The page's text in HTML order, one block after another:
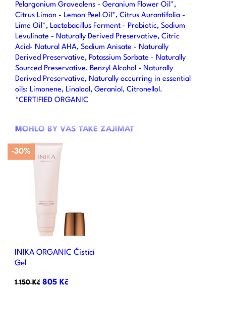
Pelargonium Graveolens - Geranium Flower Oil*,
Citrus Limon - Lemon Peel Oil*, Citrus Aurantifolia -
Lime Oil*, Lactobacillus Ferment - Probiotic, Sodium
Levulinate - Naturally Derived Preservative, Citric
Acid- Natural AHA, Sodium Anisate - Naturally
Derived Preservative, Potassium Sorbate - Naturally
Sourced Preservative, Benzyl Alcohol - Naturally
Derived Preservative, Naturally occurring in essential
oils: Limonene, Linalool, Geraniol, Citronellol.
*CERTIFIED ORGANIC
MOHLO BY VÁS TAKÉ ZAJÍMAT
INIKA ORGANIC Čistící
Gel
1 150 Kč 805 Kč
-30%